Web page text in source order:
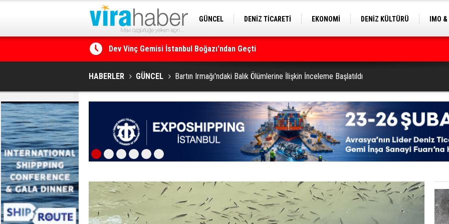
GÜNCEL DENİZ TİCARETİ EKONOMİ DENİZ KÜLTÜRÜ
IMO
Dev Vinç Gemisi İstanbul Boğazı'ndan Geçti
Ege Denizi’nin En Büyük Mercan Ormanı
HABERLER GÜNCEL Bartın Irmağı'ndaki Balık Ölümlerine İlişkin İnceleme Başlatıldı